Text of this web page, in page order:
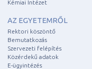
Kémiai Intézet
AZ EGYETEMRŐL
Rektori köszöntő
Bemutatkozás
Szervezeti felépítés
Közérdekű adatok
E-ügyintézés